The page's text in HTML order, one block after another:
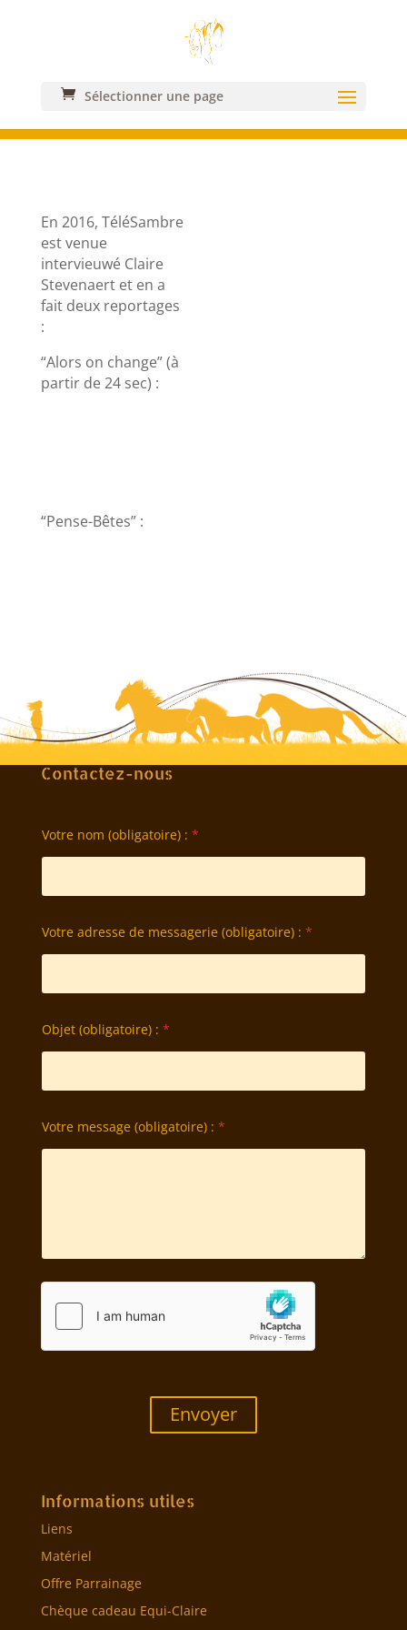
Sélectionner une page
Presse
En 2016, TéléSambre
est venue
intervieuwé Claire
Stevenaert et en a
fait deux reportages
:
“Alors on change” (à
partir de 24 sec) :
“Pense-Bêtes” :
Contactez-nous
Votre nom (obligatoire) : *
Votre adresse de messagerie (obligatoire) : *
Objet (obligatoire) : *
Votre message (obligatoire) : *
Envoyer
Informations utiles
Liens
Matériel
Offre Parrainage
Chèque cadeau Equi-Claire